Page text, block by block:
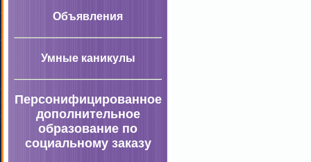
Объявления
Умные каникулы
Персонифицированное
дополнительное
образование по
социальному заказу